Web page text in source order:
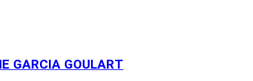
GARCIA GOULART